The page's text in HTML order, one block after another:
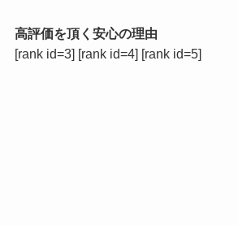
高評価を頂く安心の理由
[rank id=3] [rank id=4] [rank id=5]